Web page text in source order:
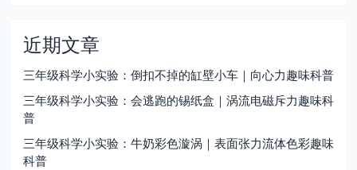
近期文章
三年级科学小实验：倒扣不掉的缸壁小车｜向心力趣味科普
三年级科学小实验：会逃跑的锡纸盒｜涡流电磁斥力趣味科
普
三年级科学小实验：牛奶彩色漩涡｜表面张力流体色彩趣味
科普